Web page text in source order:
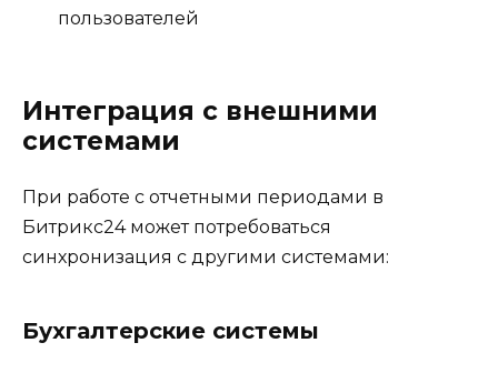
пользователей
Интеграция с внешними
системами
При работе с отчетными периодами в
Битрикс24 может потребоваться
синхронизация с другими системами:
Бухгалтерские системы